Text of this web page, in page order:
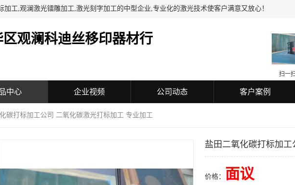
工,观澜激光镭雕加工,激光刻字加工的中型企业,专业化的激光技术使客户满意又放心！
观澜科迪丝移印器材行
扫一
中心 企业视频 公司动态 客户案例
碳打标加工公司 二氧化碳激光打标加工 专业加工
盐田二氧化碳打标加
价格： 面议